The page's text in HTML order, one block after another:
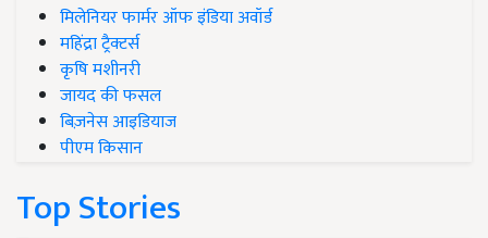
मिलेनियर फार्मर ऑफ इंडिया अवॉर्ड
महिंद्रा ट्रैक्टर्स
कृषि मशीनरी
जायद की फसल
बिज़नेस आइडियाज
पीएम किसान
Top Stories